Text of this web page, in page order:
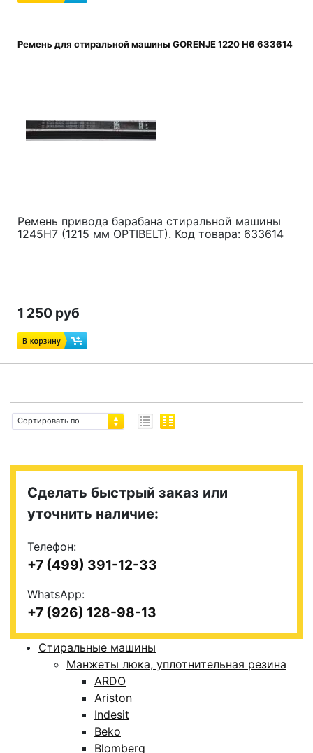
Ремень для стиральной машины GORENJE 1220 H6 633614
Ремень привода барабана стиральной машины
1245H7 (1215 мм OPTIBELT). Код товара: 633614
1 250 руб
Сортировать по
Сделать быстрый заказ или
уточнить наличие:
Телефон:
+7 (499) 391-12-33
WhatsApp:
+7 (926) 128-98-13
Стиральные машины
Манжеты люка, уплотнительная резина
ARDO
Ariston
Indesit
Beko
Blomberg